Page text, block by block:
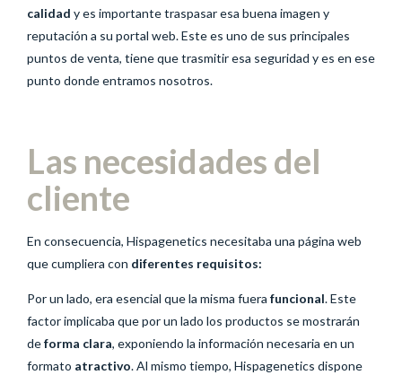
calidad y es importante traspasar esa buena imagen y
reputación a su portal web. Este es uno de sus principales
puntos de venta, tiene que trasmitir esa seguridad y es en ese
punto donde entramos nosotros.
Las necesidades del
cliente
En consecuencia, Hispagenetics necesitaba una página web
que cumpliera con diferentes requisitos:
Por un lado, era esencial que la misma fuera funcional. Este
factor implicaba que por un lado los productos se mostrarán
deforma clara, exponiendo la información necesaria en un
formato atractivo. Al mismo tiempo, Hispagenetics dispone